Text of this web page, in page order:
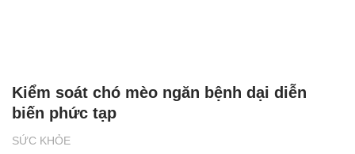
SỨC KHỎE
Kiểm soát chó mèo ngăn bệnh dại diễn
biến phức tạp